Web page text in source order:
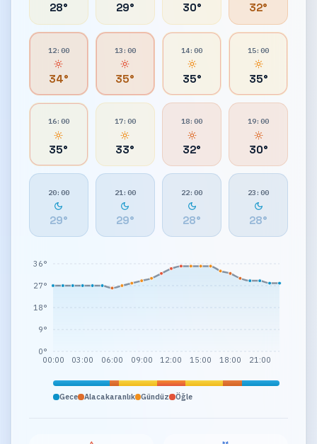
28° 29° 30° 32°
12:00
34°
13:00
35°
14:00
35°
15:00
35°
16:00
35°
17:00
33°
18:00
32°
19:00
30°
20:00
29°
21:00
29°
22:00
28°
23:00
28°
00:00 03:00 06:00 09:00 12:00 15:00 18:00 21:00
0°
9°
18°
27°
36°
Gece Alacakaranlık Gündüz Öğle